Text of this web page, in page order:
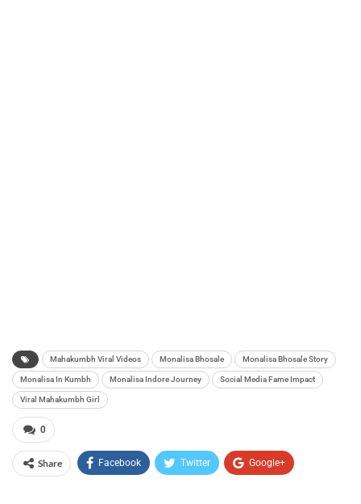
Mahakumbh Viral Videos Monalisa Bhosale Monalisa Bhosale Story
Monalisa In Kumbh Monalisa Indore Journey Social Media Fame Impact
Viral Mahakumbh Girl
0
Share Facebook Twitter Google+